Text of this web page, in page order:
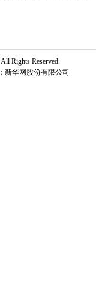
返回PC
Rights Reserved.
华网股份有限公司